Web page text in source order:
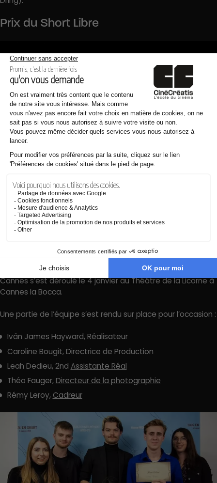
Prix du Short Libre
Cette année ce n’est pas moins d’une dizaine de films qui
étaient en compétition, le film
dans la section « Hors Compétition » au côté des films « Au
réalisé par Aurélien Douay. A l’issu de la compétition Terre
Ferme remporte le prix du Prix du Short Libre !
Le festival crée par les étudiants du BTS audiovisuel de
Cannes s’est déroulé le 4 janvier au Théâtre de la Licorne à
Cannes la Bocca.
Une partie de l’équipe s’est rendu sur place pour l’occasion :
Ivän James Hayward, Réalisateur
Caroline Bougit, Directrice de Production
Leah Dedieu, 2nd Assistante Réal
Théo Fauger,Directeur de la photographie
Rémy Leroy,Cadreur